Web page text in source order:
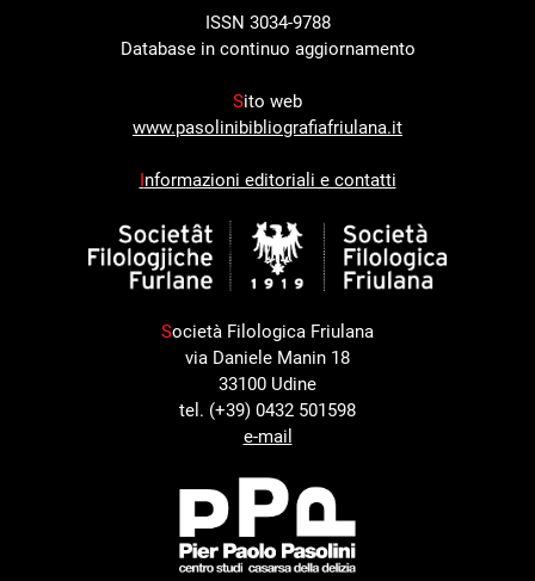
ISSN 3034-9788
Database in continuo aggiornamento
Sito web
www.pasolinibibliografiafriulana.it
Informazioni editoriali e contatti
Società Filologica Friulana
via Daniele Manin 18
33100 Udine
tel. (+39) 0432 501598
e-mail